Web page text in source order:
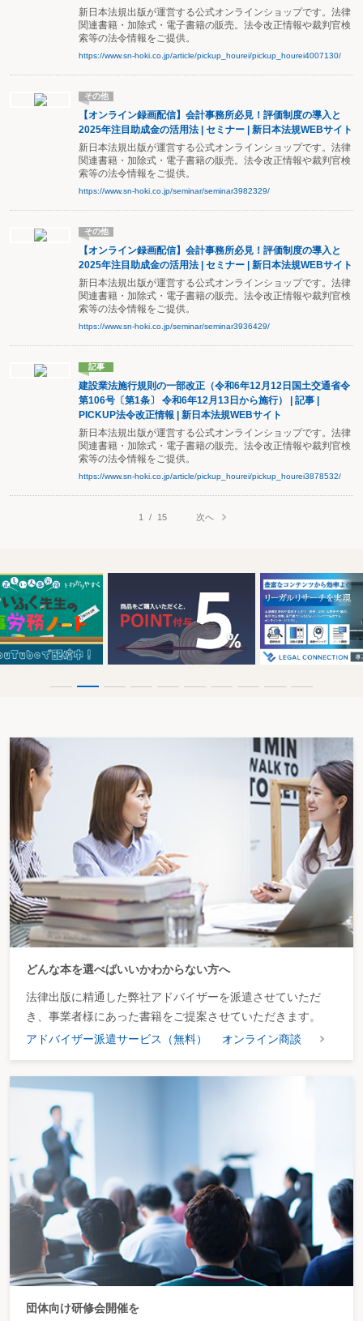
新日本法規出版が運営する公式オンラインショップです。法律
関連書籍・加除式・電子書籍の販売。法令改正情報や裁判官検
索等の法令情報をご提供。
https://www.sn-hoki.co.jp/article/pickup_hourei/pickup_hourei4007130/
その他
【オンライン録画配信】会計事務所必見！評価制度の導入と
2025年注目助成金の活用法 | セミナー | 新日本法規WEBサイト
新日本法規出版が運営する公式オンラインショップです。法律
関連書籍・加除式・電子書籍の販売。法令改正情報や裁判官検
索等の法令情報をご提供。
https://www.sn-hoki.co.jp/seminar/seminar3982329/
その他
【オンライン録画配信】会計事務所必見！評価制度の導入と
2025年注目助成金の活用法 | セミナー | 新日本法規WEBサイト
新日本法規出版が運営する公式オンラインショップです。法律
関連書籍・加除式・電子書籍の販売。法令改正情報や裁判官検
索等の法令情報をご提供。
https://www.sn-hoki.co.jp/seminar/seminar3936429/
記事
建設業法施行規則の一部改正（令和6年12月12日国土交通省令
第106号〔第1条〕 令和6年12月13日から施行） | 記事 |
PICKUP法令改正情報 | 新日本法規WEBサイト
新日本法規出版が運営する公式オンラインショップです。法律
関連書籍・加除式・電子書籍の販売。法令改正情報や裁判官検
索等の法令情報をご提供。
https://www.sn-hoki.co.jp/article/pickup_hourei/pickup_hourei3878532/
1 / 15 次へ
どんな本を選べばいいかわからない方へ
法律出版に精通した弊社アドバイザーを派遣させていただ
き、事業者様にあった書籍をご提案させていただきます。
アドバイザー派遣サービス（無料）
オンライン商談
団体向け研修会開催を